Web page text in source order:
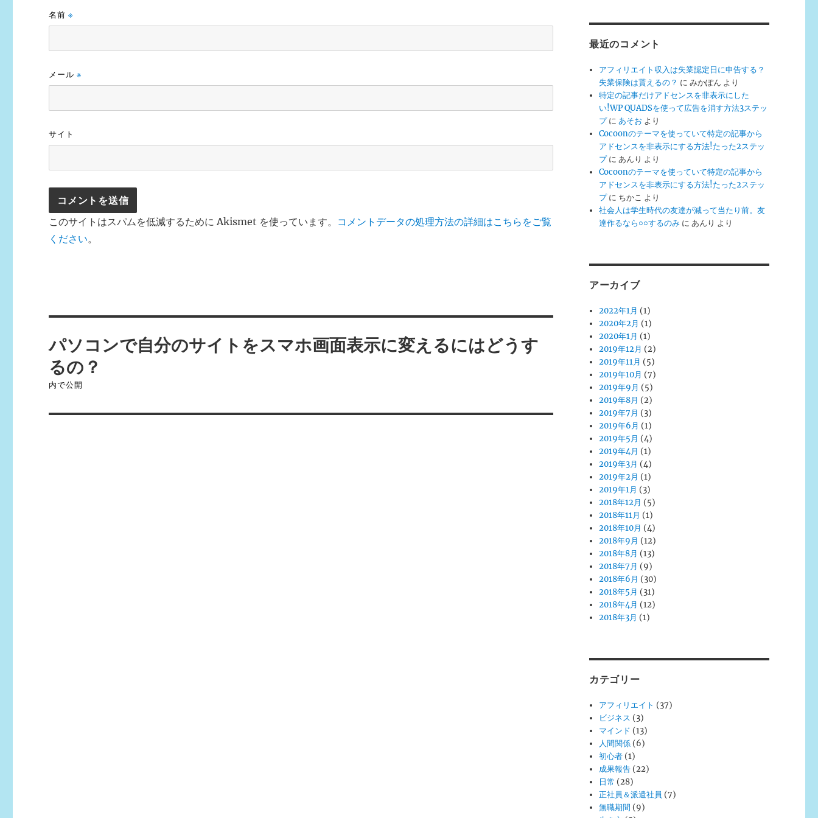
名前※
メール※
サイト
このサイトはスパムを低減するために Akismet を使っています。 コメントデータの処理方法の詳細はこちらをご覧
ください。
稿
ナ
パソコンで自分のサイトをスマホ画面表示に変えるにはどうす
るの？
内で公開
最近のコメント
アフィリエイト収入は失業認定日に申告する？
失業保険は貰えるの？ にみかぽん より
特定の記事だけアドセンスを非表示にした
い!WP QUADSを使って広告を消す方法3ステッ
プにあそお より
Cocoonのテーマを使っていて特定の記事から
アドセンスを非表示にする方法!たった2ステッ
プにあんり より
Cocoonのテーマを使っていて特定の記事から
アドセンスを非表示にする方法!たった2ステッ
プに ちかこ より
社会人は学生時代の友達が減って当たり前。友
達作るなら○○するのみ にあんり より
アーカイブ
2022年1月 (1)
2020年2月 (1)
2020年1月 (1)
2019年12月 (2)
2019年11月 (5)
2019年10月 (7)
2019年9月 (5)
2019年8月 (2)
2019年7月 (3)
2019年6月 (1)
2019年5月 (4)
2019年4月 (1)
2019年3月 (4)
2019年2月 (1)
2019年1月 (3)
2018年12月 (5)
2018年11月 (1)
2018年10月 (4)
2018年9月 (12)
2018年8月 (13)
2018年7月 (9)
2018年6月 (30)
2018年5月 (31)
2018年4月 (12)
2018年3月 (1)
カテゴリー
アフィリエイト (37)
ビジネス (3)
マインド (13)
人間関係 (6)
初心者 (1)
成果報告 (22)
日常 (28)
正社員＆派遣社員 (7)
無職期間 (9)